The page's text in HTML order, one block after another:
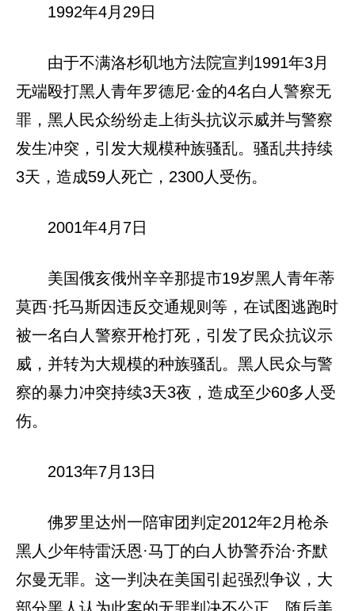
1992年4月29日
由于不满洛杉矶地方法院宣判1991年3月
无端殴打黑人青年罗德尼·金的4名白人警察无
罪，黑人民众纷纷走上街头抗议示威并与警察
发生冲突，引发大规模种族骚乱。骚乱共持续
3天，造成59人死亡，2300人受伤。
2001年4月7日
美国俄亥俄州辛辛那提市19岁黑人青年蒂
莫西·托马斯因违反交通规则等，在试图逃跑时
被一名白人警察开枪打死，引发了民众抗议示
威，并转为大规模的种族骚乱。黑人民众与警
察的暴力冲突持续3天3夜，造成至少60多人受
伤。
2013年7月13日
佛罗里达州一陪审团判定2012年2月枪杀
黑人少年特雷沃恩·马丁的白人协警乔治·齐默
尔曼无罪。这一判决在美国引起强烈争议，大